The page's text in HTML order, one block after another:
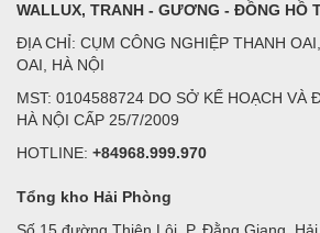
WALLUX, TRANH - GƯƠNG - ĐỒNG HỒ
ĐỊA CHỈ: CỤM CÔNG NGHIỆP THANH
OAI, HÀ NỘI
MST: 0104588724 DO SỞ KẾ HOẠCH VÀ
HÀ NỘI CẤP 25/7/2009
HOTLINE: +84968.999.970
Tổng kho Hải Phòng